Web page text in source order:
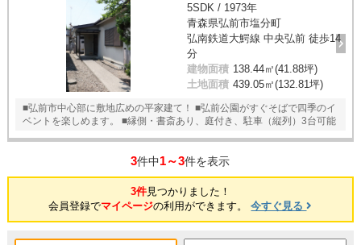
5SDK / 1973年
青森県弘前市塩分町
弘南鉄道大鰐線 中央弘前 徒歩14
分
建物面積 138.44㎡(41.88坪)
土地面積 439.05㎡(132.81坪)
■弘前市中心部に敷地広めの平家建て！ ■弘前公園がすぐそばで四季のイ
ベントを楽しめます。 ■縁側・書斎あり、庭付き、駐車（縦列）3台可能
3件中1～3件を表示
3件見つかりました！
会員登録でマイページの利用ができます。今すぐ見る